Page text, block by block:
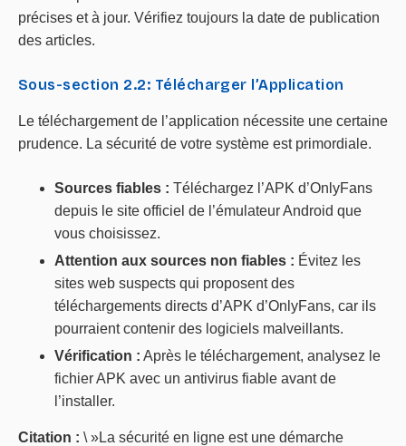
précises et à jour. Vérifiez toujours la date de publication
des articles.
Sous-section 2.2: Télécharger l’Application
Le téléchargement de l’application nécessite une certaine
prudence. La sécurité de votre système est primordiale.
Sources fiables : Téléchargez l’APK d’OnlyFans
depuis le site officiel de l’émulateur Android que
vous choisissez.
Attention aux sources non fiables : Évitez les
sites web suspects qui proposent des
téléchargements directs d’APK d’OnlyFans, car ils
pourraient contenir des logiciels malveillants.
Vérification : Après le téléchargement, analysez le
fichier APK avec un antivirus fiable avant de
l’installer.
Citation : \ »La sécurité en ligne est une démarche